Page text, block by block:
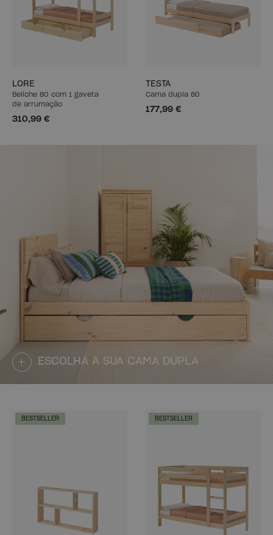
LORE
Beliche 80 com 1 gaveta
de arrumação
310,99 €
TESTA
Cama dupla 80
177,99 €
ESCOLHA A SUA CAMA DUPLA
BESTSELLER BESTSELLER